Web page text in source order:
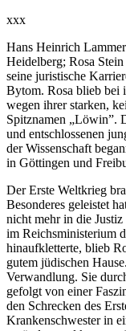
xxx
Hans Heinrich
Heidelberg; Rosa
seine juristische
Bytom. Rosa blieb bei
wegen ihrer starken,
Spitznamen „Löwin”.
und entschlossenen
der Wissenschaft
in Göttingen und
Der Erste Weltkrieg
Besonderes geleistet
nicht mehr in die
im Reichsministerium
hinaufkletterte, blieb
gutem jüdischen
Verwandlung. Sie
gefolgt von einer
den Schrecken des
Krankenschwester in